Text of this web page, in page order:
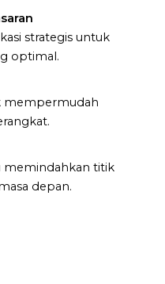
strategis untuk
optimal.
mempermudah
memindahkan titik
depan.